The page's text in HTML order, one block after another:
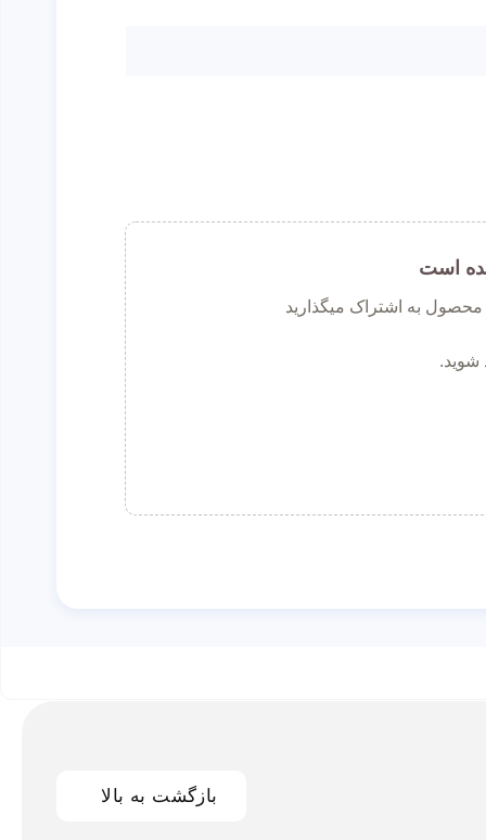
است
محصول به اشتراک میگذارید
شوید.
بازگشت به بالا